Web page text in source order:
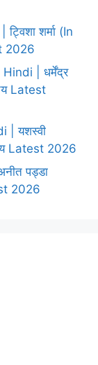
शर्मा (In
2026
| धर्मेंद्र
Latest
| यशस्वी
Latest 2026
पड्डा
2026